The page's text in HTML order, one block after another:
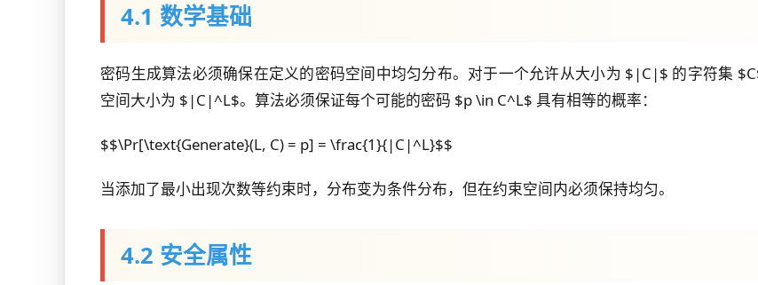
4.1 数学基础
密码生成算法必须确保在定义的密码空间中均匀分布。对于一个允许从大小为 $|C|$ 的字符集
空间大小为 $|C|^L$。算法必须保证每个可能的密码 $p \in C^L$ 具有相等的概率：
$$\Pr[\text{Generate}(L, C) = p] = \frac{1}{|C|^L}$$
当添加了最小出现次数等约束时，分布变为条件分布，但在约束空间内必须保持均匀。
4.2 安全属性